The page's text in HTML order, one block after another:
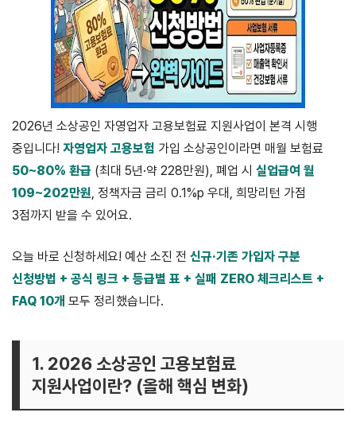
2026년 소상공인 자영업자 고용보험료 지원사업이 본격 시행
중입니다! 자영업자 고용보험 가입 소상공인이라면 매월 보험료
50~80% 환급 (최대 5년·약 228만원), 폐업 시 실업급여 월
109~202만원, 정책자금 금리 0.1%p 우대, 희망리턴 가점
3점까지 받을 수 있어요.
오늘 바로 신청하세요! 예산 소진 전 신규·기존 가입자 구분
신청방법 + 공식 링크 + 등급별 표 + 실패 ZERO 체크리스트 +
FAQ 10개 모두 정리했습니다.
1. 2026 소상공인 고용보험료
지원사업이란? (올해 핵심 변화)